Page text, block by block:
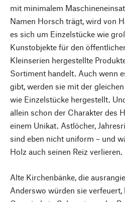
mit minimalem
Namen Horsch trägt, wird von
es sich um Einzelstücke wie
Kunstobjekte für den
Kleinserien hergestellte
Sortiment handelt. Auch wenn
gibt, werden sie mit der
wie Einzelstücke hergestellt.
allein schon der Charakter des
einem Unikat. Astlöcher,
sind eben nicht uniform – und
Holz auch seinen Reiz verlieren.
Alte Kirchenbänke, die
Anderswo würden sie